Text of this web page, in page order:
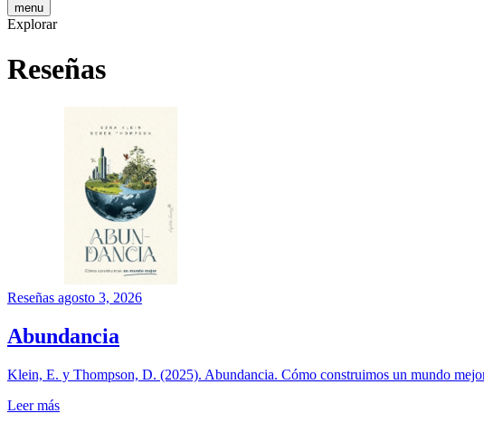
menu
Explorar
Reseñas
Reseñas agosto 3, 2026
Abundancia
Klein, E. y Thompson, D. (2025). Abundancia. Cómo construimos un mundo
Leer más